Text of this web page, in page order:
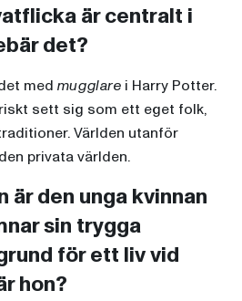
är centralt i
det?
med mugglare i Harry Potter.
sett sig som ett eget folk,
Världen utanför
privata världen.
är den unga kvinnan
sin trygga
för ett liv vid
hon?